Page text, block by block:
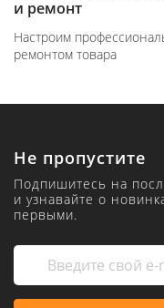
и ремонт
Настроим
ремонтом товара
Не пропустите
Подпишитесь на
и узнавайте о
первыми.